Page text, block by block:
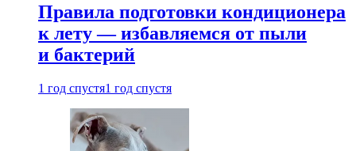
Правила подготовки кондиционера
к лету — избавляемся от пыли
и бактерий
1 год спустя1 год спустя